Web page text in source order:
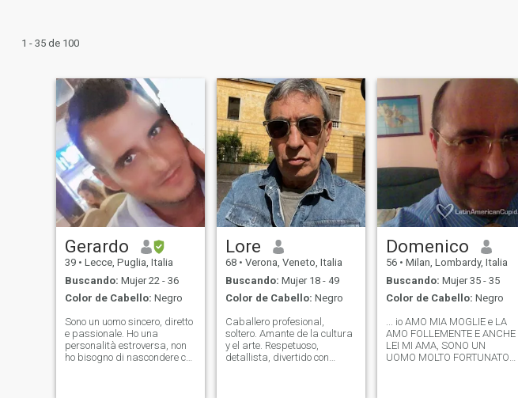
1 - 35 de 100
Gerardo
39 • Lecce, Puglia, Italia
Buscando: Mujer 22 - 36
Color de Cabello: Negro
Sono un uomo sincero, diretto
e passionale. Ho una
personalità estroversa, non
ho bisogno di nascondere chi
Lore
68 • Verona, Veneto, Italia
Buscando: Mujer 18 - 49
Color de Cabello: Negro
Caballero profesional,
soltero. Amante de la cultura
y el arte. Respetuoso,
detallista, divertido con
Domenico
56 • Milan, Lombardy, Italia
Buscando: Mujer 35 - 35
Color de Cabello: Negro
... io AMO MIA MOGLIE e LA
AMO FOLLEMENTE E ANCHE
LEI MI AMA, SONO UN
UOMO MOLTO FORTUNATO.